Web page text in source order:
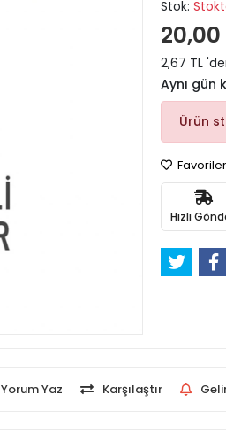
Stok:
20,00
2,67 TL
Aynı gün
Ürün
Hızlı
Yorum Yaz Karşılaştır